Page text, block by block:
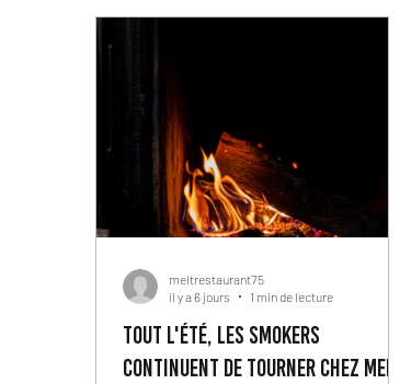
Tout l'été, les smokers
continuent de tourner chez MELT !
meltrestaurant75
il y a 6 jours
1 min de lecture